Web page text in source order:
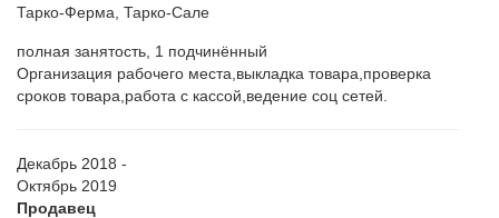
Тарко-Ферма, Тарко-Сале
полная занятость, 1 подчинённый
Организация рабочего места,выкладка товара,проверка
сроков товара,работа с кассой,ведение соц сетей.
Декабрь 2018 -
Октябрь 2019
Продавец